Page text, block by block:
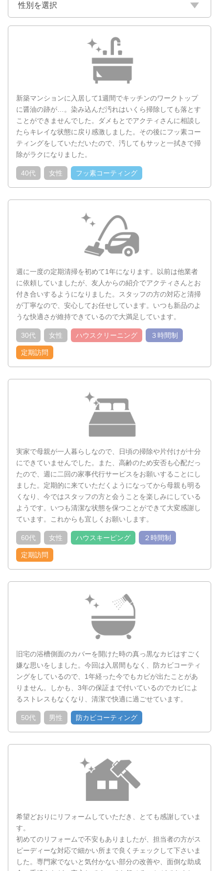
新築マンションに入居して1週間でキッチンのワークトップ
に醤油の跡が…。染み込んだ汚れはいくら掃除しても落とす
ことができませんでした。ダメもとでアクティさんに相談し
たらキレイな状態に戻り感激しました。その後にフッ素コー
ティングをしていただいたので、汚してもサッと一拭きで掃
除がラクになりました。
40代 女性 フッ素コーティング
週に一度の定期清掃を初めて1年になります。以前は他業者
に依頼していましたが、友人からの紹介でアクティさんとお
付き合いするようになりました。スタッフの方の対応と清掃
が丁寧なので、安心してお任せしています。いつも新品のよ
うな快適さが維持できているので大満足しています。
30代 女性 ハウスクリーニング ３時間制
定期訪問
実家で母親が一人暮らしなので、日頃の掃除や片付けが十分
にできていませんでした。また、高齢のため安否も心配だっ
たので、週に二回の家事代行サービスをお願いすることにし
ました。定期的に来ていただくようになってから母親も明る
くなり、今ではスタッフの方と会うことを楽しみにしている
ようです。いつも清潔な状態を保つことができて大変感謝し
ています。これからも宜しくお願いします。
60代 女性 ハウスキーピング ２時間制
定期訪問
旧宅の浴槽側面のカバーを開けた時の真っ黒なカビはすごく
嫌な思いをしました。今回は入居間もなく、防カビコーティ
ングをしているので、1年経った今でもカビが出たことがあ
りません。しかも、3年の保証まで付いているのでカビによ
るストレスもなくなり、清潔で快適に過ごせています。
50代 男性 防カビコーティング
希望どおりにリフォームしていただき、とても感謝していま
す。
初めてのリフォームで不安もありましたが、担当者の方がス
ピーディーな対応で細かい所まで良くチェックして下さいま
した。専門家でないと気付かない部分の改善や、面倒な助成